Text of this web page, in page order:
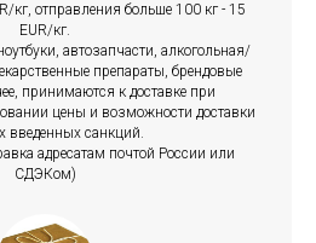
кг, отправления больше 100 кг - 15
EUR/кг.
автозапчасти, алкогольная/
препараты, брендовые
принимаются к доставке при
цены и возможности доставки
введенных санкций.
адресатам почтой России или
СДЭКом)